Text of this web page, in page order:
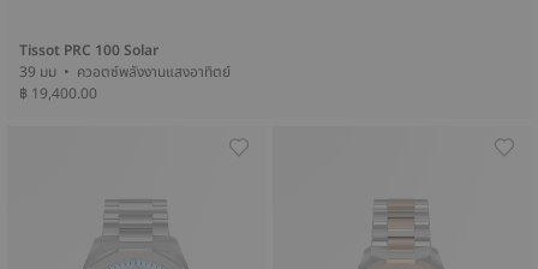
Tissot PRC 100 Solar
39 มม • ควอตซ์พลังงานแสงอาทิตย์
฿ 19,400.00